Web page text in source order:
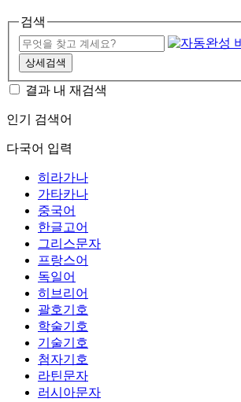
검색
상세검색
결과 내 재검색
인기 검색어
다국어 입력
히라가나
가타카나
중국어
한글고어
그리스문자
프랑스어
독일어
히브리어
괄호기호
학술기호
기술기호
첨자기호
라틴문자
러시아문자